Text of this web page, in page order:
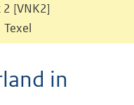
[VNK2]
in